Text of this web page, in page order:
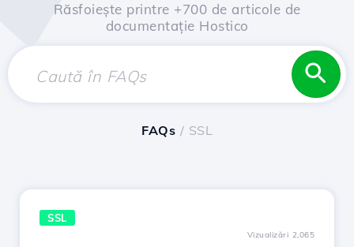
Răsfoiește printre +700 de articole de
documentație Hostico
FAQs / SSL
SSL
Vizualizări 2,065